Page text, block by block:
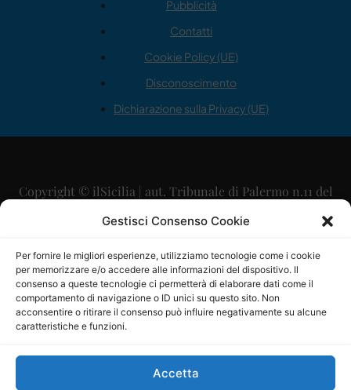
Gestisci Consenso Cookie
Per fornire le migliori esperienze, utilizziamo tecnologie come i cookie
per memorizzare e/o accedere alle informazioni del dispositivo. Il
consenso a queste tecnologie ci permetterà di elaborare dati come il
comportamento di navigazione o ID unici su questo sito. Non
acconsentire o ritirare il consenso può influire negativamente su alcune
caratteristiche e funzioni.
Accetta
Pubblicità
Contatti
Cookie Policy (UE)
Disconoscimento
Dichiarazione sulla Privacy (UE)
Copyright © ilSicilia | aut. Tribunale di Palermo n.11 del
29/09/2015
Direttore Editoriale: Maurizio Scaglione
Direttore Responsabile: Maria Calabrese
P.IVA: 06334930820